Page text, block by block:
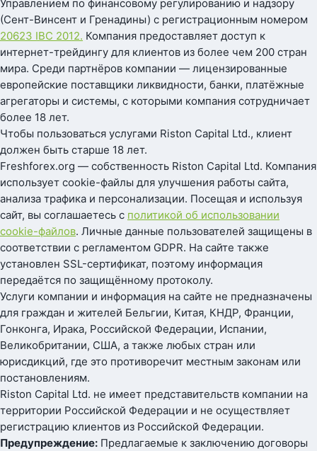
Управлением по финансовому регулированию и надзору
(Сент-Винсент и Гренадины) с регистрационным номером
20623 IBC 2012. Компания предоставляет доступ к
интернет-трейдингу для клиентов из более чем 200 стран
мира. Среди партнёров компании — лицензированные
европейские поставщики ликвидности, банки, платёжные
агрегаторы и системы, с которыми компания сотрудничает
более 18 лет.
Чтобы пользоваться услугами Riston Capital Ltd., клиент
должен быть старше 18 лет.
Freshforex.org — собственность Riston Capital Ltd. Компания
использует cookie-файлы для улучшения работы сайта,
анализа трафика и персонализации. Посещая и используя
сайт, вы соглашаетесь с политикой об использовании
cookie-файлов. Личные данные пользователей защищены в
соответствии с регламентом GDPR. На сайте также
установлен SSL-сертификат, поэтому информация
передаётся по защищённому протоколу.
Услуги компании и информация на сайте не предназначены
для граждан и жителей Бельгии, Китая, КНДР, Франции,
Гонконга, Ирака, Российской Федерации, Испании,
Великобритании, США, а также любых стран или
юрисдикций, где это противоречит местным законам или
постановлениям.
Riston Capital Ltd. не имеет представительств компании на
территории Российской Федерации и не осуществляет
регистрацию клиентов из Российской Федерации.
Предупреждение: Предлагаемые к заключению договоры